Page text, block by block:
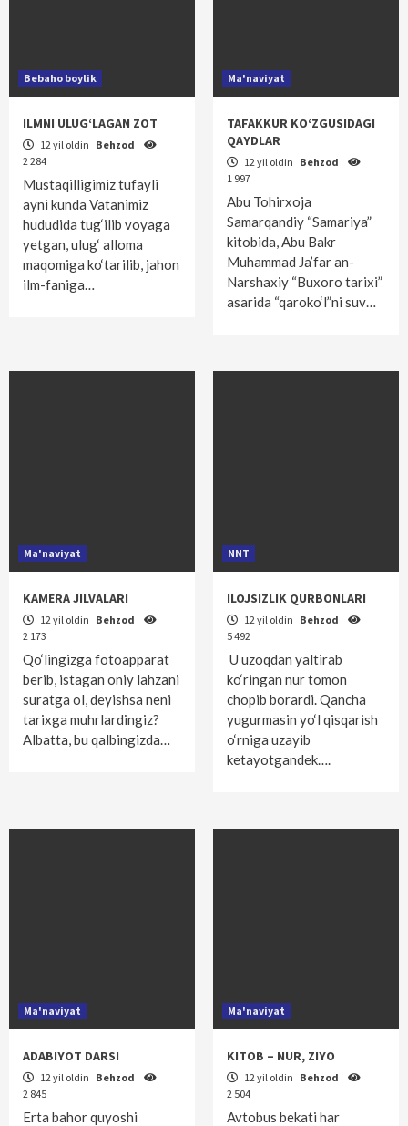
Bebaho boylik
ILMNI ULUG‘LAGAN ZOT
12 yil oldin Behzod
2 284
Mustaqilligimiz tufayli
ayni kunda Vatanimiz
hududida tug‘ilib voyaga
yetgan, ulug‘ alloma
maqomiga ko‘tarilib, jahon
ilm-faniga…
Ma'naviyat
TAFAKKUR KO‘ZGUSIDAGI
QAYDLAR
12 yil oldin Behzod
1 997
Abu Tohirxoja
Samarqandiy “Samariya”
kitobida, Abu Bakr
Muhammad Ja’far an-
Narshaxiy “Buxoro tarixi”
asarida “qaro­ko‘l”ni suv…
Ma'naviyat
KAMERA JILVALARI
12 yil oldin Behzod
2 173
Qo‘lingizga fotoapparat
berib, istagan oniy lahzani
suratga ol, deyishsa neni
tarixga muhrlardingiz?
Albatta, bu qalbingizda…
NNT
ILOJSIZLIK QURBONLARI
12 yil oldin Behzod
5 492
U uzoqdan yaltirab
ko‘ringan nur tomon
chopib borardi. Qancha
yugurmasin yo‘l qisqarish
o‘rniga uzayib
ketayotgandek….
Ma'naviyat
ADABIYOT DARSI
12 yil oldin Behzod
2 845
Erta bahor quyoshi
Ma'naviyat
KITOB – NUR, ZIYO
12 yil oldin Behzod
2 504
Avtobus bekati har